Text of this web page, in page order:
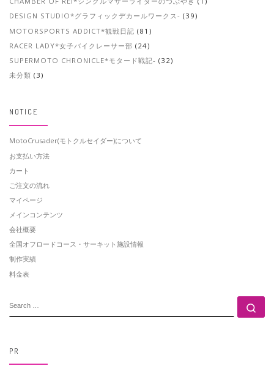
DESIGN STUDIO*グラフィックデカールワークス- (39)
MOTORSPORTS ADDICT*観戦日記 (81)
RACER LADY*女子バイクレーサー部 (24)
SUPERMOTO CHRONICLE*モタード戦記- (32)
未分類 (3)
NOTICE
MotoCrusader(モトクルセイダー)について
お支払い方法
カート
ご注文の流れ
マイページ
メインコンテンツ
会社概要
全国オフロードコース・サーキット施設情報
制作実績
料金表
PR